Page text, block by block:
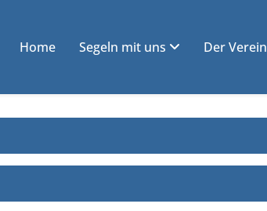
Home Segeln mit uns Der Verein